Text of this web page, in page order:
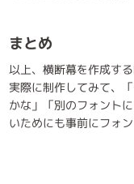
まとめ
以上、横断幕を作成す
実際に制作してみて、
かな」「別のフォント
いためにも事前にフォ